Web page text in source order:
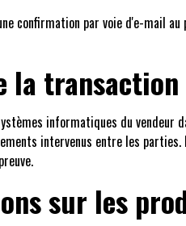
confirmation par voie d'e-mail
la transaction
informatiques du vendeur
intervenus entre les
sur les